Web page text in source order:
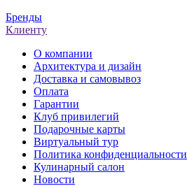
Бренды
Клиенту
О компании
Архитектура и дизайн
Доставка и самовывоз
Оплата
Гарантии
Клуб привилегий
Подарочные карты
Виртуальный тур
Политика конфиденциальности
Кулинарный салон
Новости